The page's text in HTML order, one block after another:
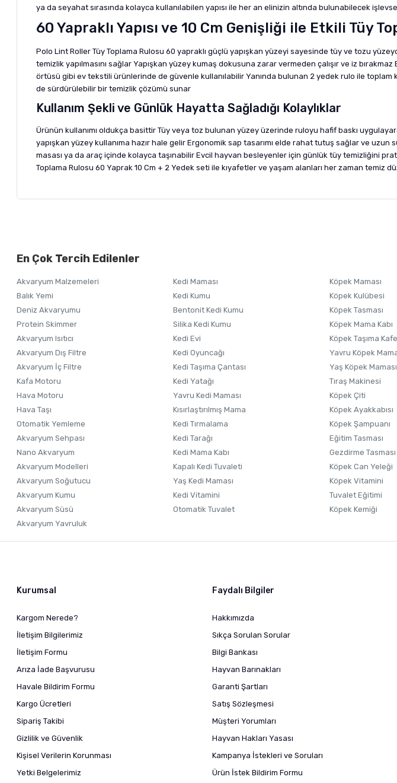
ya da seyahat sırasında kolayca kullanılabilen yapısı ile her an elinizin altında bulunabilecek
60 Yapraklı Yapısı ve 10 Cm Genişliği ile Etkili Tüy
Polo Lint Roller Tüy Toplama Rulosu 60 yapraklı güçlü yapışkan yüzeyi sayesinde tüy ve tozu
temizlik yapılmasını sağlar Yapışkan yüzey kumaş dokusuna zarar vermeden çalışır ve iz
örtüsü gibi ev tekstili ürünlerinde de güvenle kullanılabilir Yanında bulunan 2 yedek rulo ile toplam
de sürdürülebilir bir temizlik çözümü sunar
Kullanım Şekli ve Günlük Hayatta Sağladığı Kolaylıklar
Ürünün kullanımı oldukça basittir Tüy veya toz bulunan yüzey üzerinde ruloyu hafif baskı
yapışkan yüzey kullanıma hazır hale gelir Ergonomik sap tasarımı elde rahat tutuş sağlar ve
masası ya da araç içinde kolayca taşınabilir Evcil hayvan besleyenler için günlük tüy temizliğini
Toplama Rulosu 60 Yaprak 10 Cm + 2 Yedek seti ile kıyafetler ve yaşam alanları her zaman temiz
Ürünü Satın
Ürün açıklamasında eksik bilgiler bulunuyor.
Ürün fiyatı diğer sitelerden daha pahalı.
Bu ürüne benzer farklı alternatifler olmalı.
En Çok Tercih Edilenler
Akvaryum Malzemeleri
Balık Yemi
Deniz Akvaryumu
Protein Skimmer
Akvaryum Isıtıcı
Akvaryum Dış Filtre
Akvaryum İç Filtre
Kafa Motoru
Hava Motoru
Hava Taşı
Otomatik Yemleme
Akvaryum Sehpası
Nano Akvaryum
Akvaryum Modelleri
Akvaryum Soğutucu
Akvaryum Kumu
Akvaryum Süsü
Akvaryum Yavruluk
Kedi Maması
Kedi Kumu
Bentonit Kedi Kumu
Silika Kedi Kumu
Kedi Evi
Kedi Oyuncağı
Kedi Taşıma Çantası
Kedi Yatağı
Yavru Kedi Maması
Kısırlaştırılmış Mama
Kedi Tırmalama
Kedi Tarağı
Kedi Mama Kabı
Kapalı Kedi Tuvaleti
Yaş Kedi Maması
Kedi Vitamini
Otomatik Tuvalet
Köpek Maması
Köpek Kulübesi
Köpek Tasması
Köpek Mama Kabı
Köpek Taşıma
Yavru Köpek
Yaş Köpek Maması
Tıraş Makinesi
Köpek Çiti
Köpek Ayakkabısı
Köpek Şampuanı
Eğitim Tasması
Gezdirme Tasması
Köpek Can Yeleği
Köpek Vitamini
Tuvalet Eğitimi
Köpek Kemiği
Kurumsal
Kargom Nerede?
İletişim Bilgilerimiz
İletişim Formu
Arıza İade Başvurusu
Havale Bildirim Formu
Kargo Ücretleri
Sipariş Takibi
Gizlilik ve Güvenlik
Kişisel Verilerin Korunması
Yetki Belgelerimiz
Faydalı Bilgiler
Hakkımızda
Sıkça Sorulan Sorular
Bilgi Bankası
Hayvan Barınakları
Garanti Şartları
Satış Sözleşmesi
Müşteri Yorumları
Hayvan Hakları Yasası
Kampanya İstekleri ve Soruları
Ürün İstek Bildirim Formu